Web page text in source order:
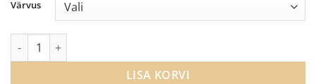
through
Värvus
KEF Q750 auhinnatud põrandakõlarid kogus
LISA KORVI